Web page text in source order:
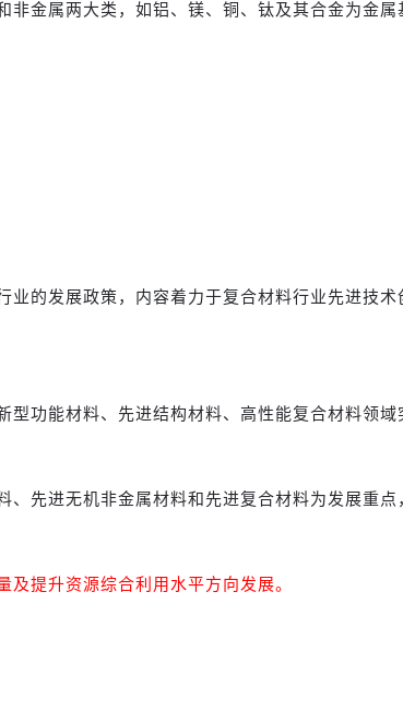
金属两大类，如铝、镁、铜、钛及其合金为金
的发展政策，内容着力于复合材料行业先进技
功能材料、先进结构材料、高性能复合材料领域
先进无机非金属材料和先进复合材料为发展重点
提升资源综合利用水平方向发展。